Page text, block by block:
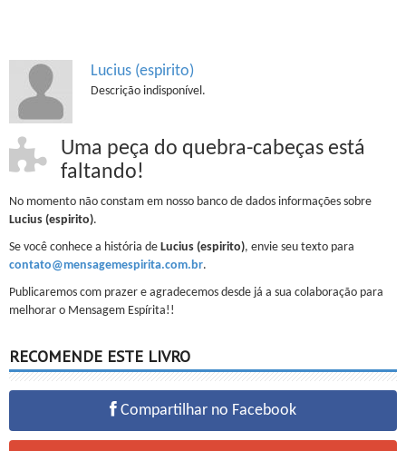
Lucius (espirito)
Descrição indisponível.
Uma peça do quebra-cabeças está
faltando!
No momento não constam em nosso banco de dados informações sobre
Lucius (espirito).
Se você conhece a história de Lucius (espirito), envie seu texto para
contato@mensagemespirita.com.br.
Publicaremos com prazer e agradecemos desde já a sua colaboração para
melhorar o Mensagem Espírita!!
RECOMENDE ESTE LIVRO
Compartilhar no Facebook